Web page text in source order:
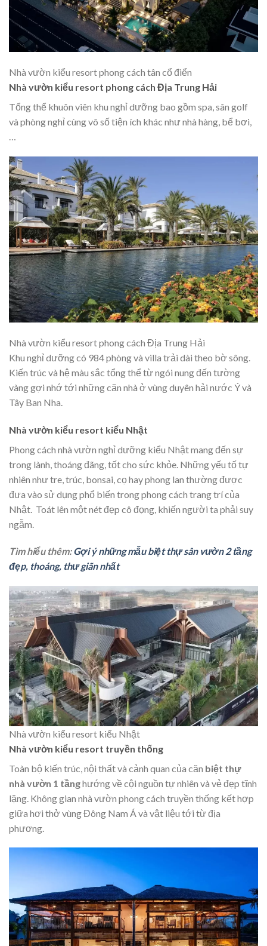
Nhà vườn kiểu resort phong cách tân cổ điển
Nhà vườn kiểu resort phong cách Địa Trung Hải
Tổng thể khuôn viên khu nghỉ dưỡng bao gồm spa, sân golf
và phòng nghỉ cùng vô số tiện ích khác như nhà hàng, bể bơi,
…
Nhà vườn kiểu resort phong cách Địa Trung Hải
Khu nghỉ dưỡng có 984 phòng và villa trải dài theo bờ sông.
Kiến trúc và hệ màu sắc tổng thể từ ngói nung đến tường
vàng gợi nhớ tới những căn nhà ở vùng duyên hải nước Ý và
Tây Ban Nha.
Nhà vườn kiểu resort kiểu Nhật
Phong cách nhà vườn nghỉ dưỡng kiểu Nhật mang đến sự
trong lành, thoáng đãng, tốt cho sức khỏe. Những yếu tố tự
nhiên như tre, trúc, bonsai, cọ hay phong lan thường được
đưa vào sử dụng phổ biến trong phong cách trang trí của
Nhật. Toát lên một nét đẹp cô đọng, khiến người ta phải suy
ngẫm.
Tìm hiểu thêm:Gợi ý những mẫu biệt thự sân vườn 2 tầng
đẹp, thoáng, thư giãn nhất
Nhà vườn kiểu resort kiểu Nhật
Nhà vườn kiểu resort truyền thống
Toàn bộ kiến trúc, nội thất và cảnh quan của căn biệt thự
nhà vườn 1 tầnghướng về cội nguồn tự nhiên và vẻ đẹp tĩnh
lặng. Không gian nhà vườn phong cách truyền thống kết hợp
giữa hơi thở vùng Đông Nam Á và vật liệu tới từ địa
phương.